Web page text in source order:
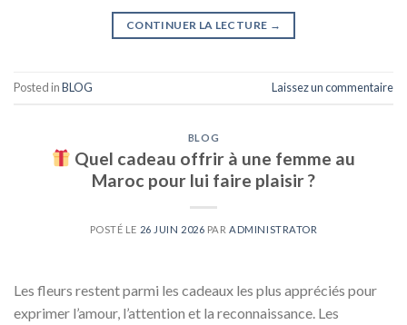
CONTINUER LA LECTURE →
Posted inBLOG Laissez un commentaire
BLOG
Quel cadeau offrir à une femme au
Maroc pour lui faire plaisir ?
POSTÉ LE 26 JUIN 2026 PARADMINISTRATOR
Les fleurs restent parmi les cadeaux les plus appréciés pour
exprimer l’amour, l’attention et la reconnaissance. Les